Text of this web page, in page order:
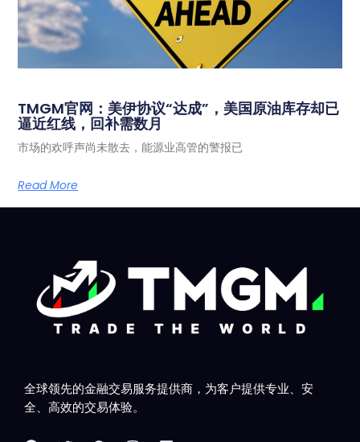
TMGM官网：美伊协议“达成”，美国原油库存却已
逼近红线，回补需数月
市场的欢呼声尚未散去，能源业高管的警报已
Read More
全球领先的金融交易服务提供商，为客户提供专业、安
全、高效的交易体验。